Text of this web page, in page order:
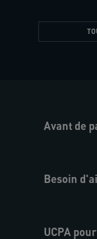
Avant de
Besoin
UCPA